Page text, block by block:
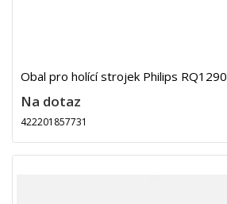
Obal pro holící strojek Philips RQ1290
Na dotaz
422201857731